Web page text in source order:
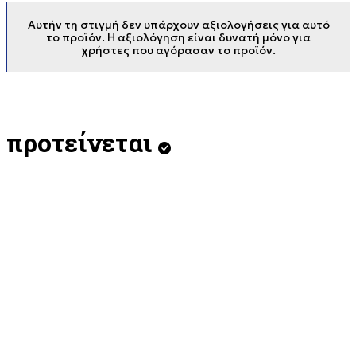
Αυτήν τη στιγμή δεν υπάρχουν αξιολογήσεις για αυτό
το προϊόν. Η αξιολόγηση είναι δυνατή μόνο για
χρήστες που αγόρασαν το προϊόν.
προτείνεται